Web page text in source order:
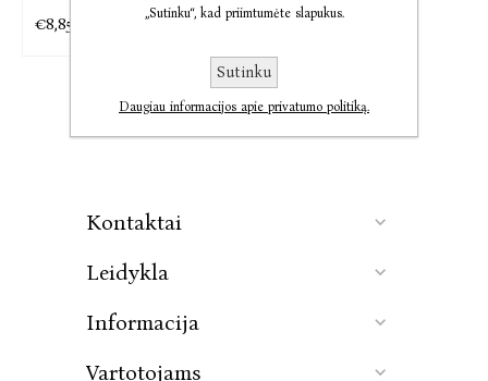
€8,85
Kontaktai
Leidykla
Informacija
Vartotojams
„Sutinku“, kad priimtumėte slapukus.
Sutinku
Daugiau informacijos apie privatumo politiką.